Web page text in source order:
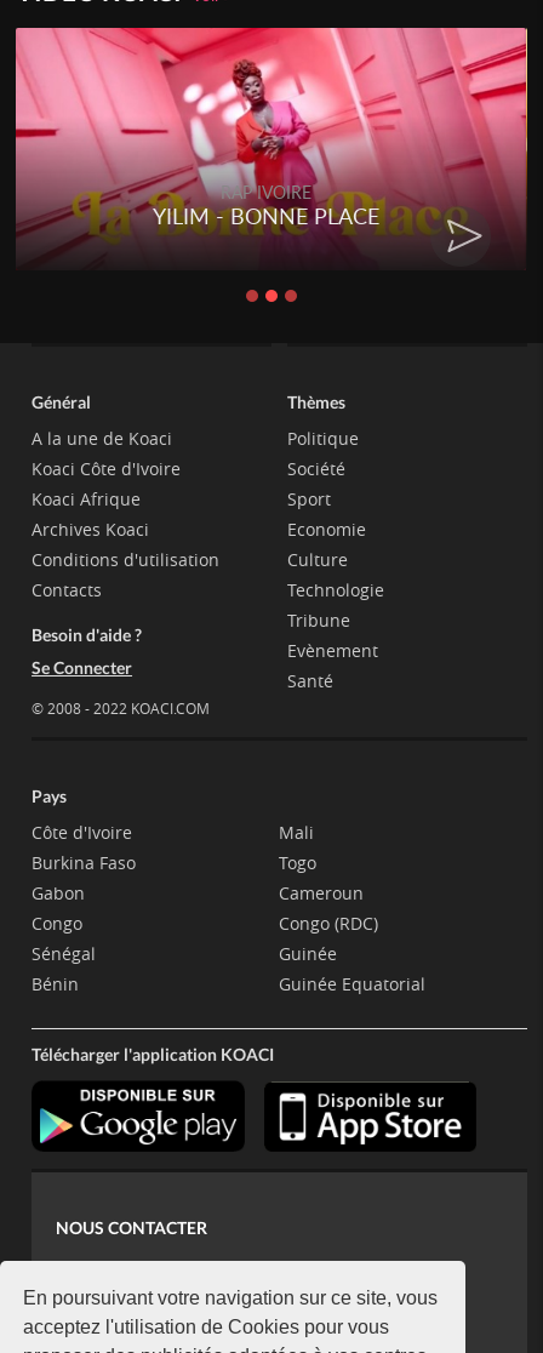
En poursuivant votre navigation sur ce site, vous
acceptez l'utilisation de Cookies pour vous
RAP IVOIRE
YILIM - BONNE PLACE
Général
A la une de Koaci
Koaci Côte d'Ivoire
Koaci Afrique
Archives Koaci
Conditions d'utilisation
Contacts
Besoin d'aide ?
Se Connecter
© 2008 - 2022 KOACI.COM
Thèmes
Politique
Société
Sport
Economie
Culture
Technologie
Tribune
Evènement
Santé
Pays
Côte d'Ivoire
Burkina Faso
Gabon
Congo
Sénégal
Bénin
Mali
Togo
Cameroun
Congo (RDC)
Guinée
Guinée Equatorial
Télécharger l'application KOACI
NOUS CONTACTER
koaci@yahoo.fr
+225 07 08 85 52 93